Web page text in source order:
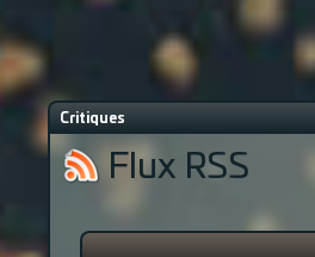
Critiques
Flux RSS